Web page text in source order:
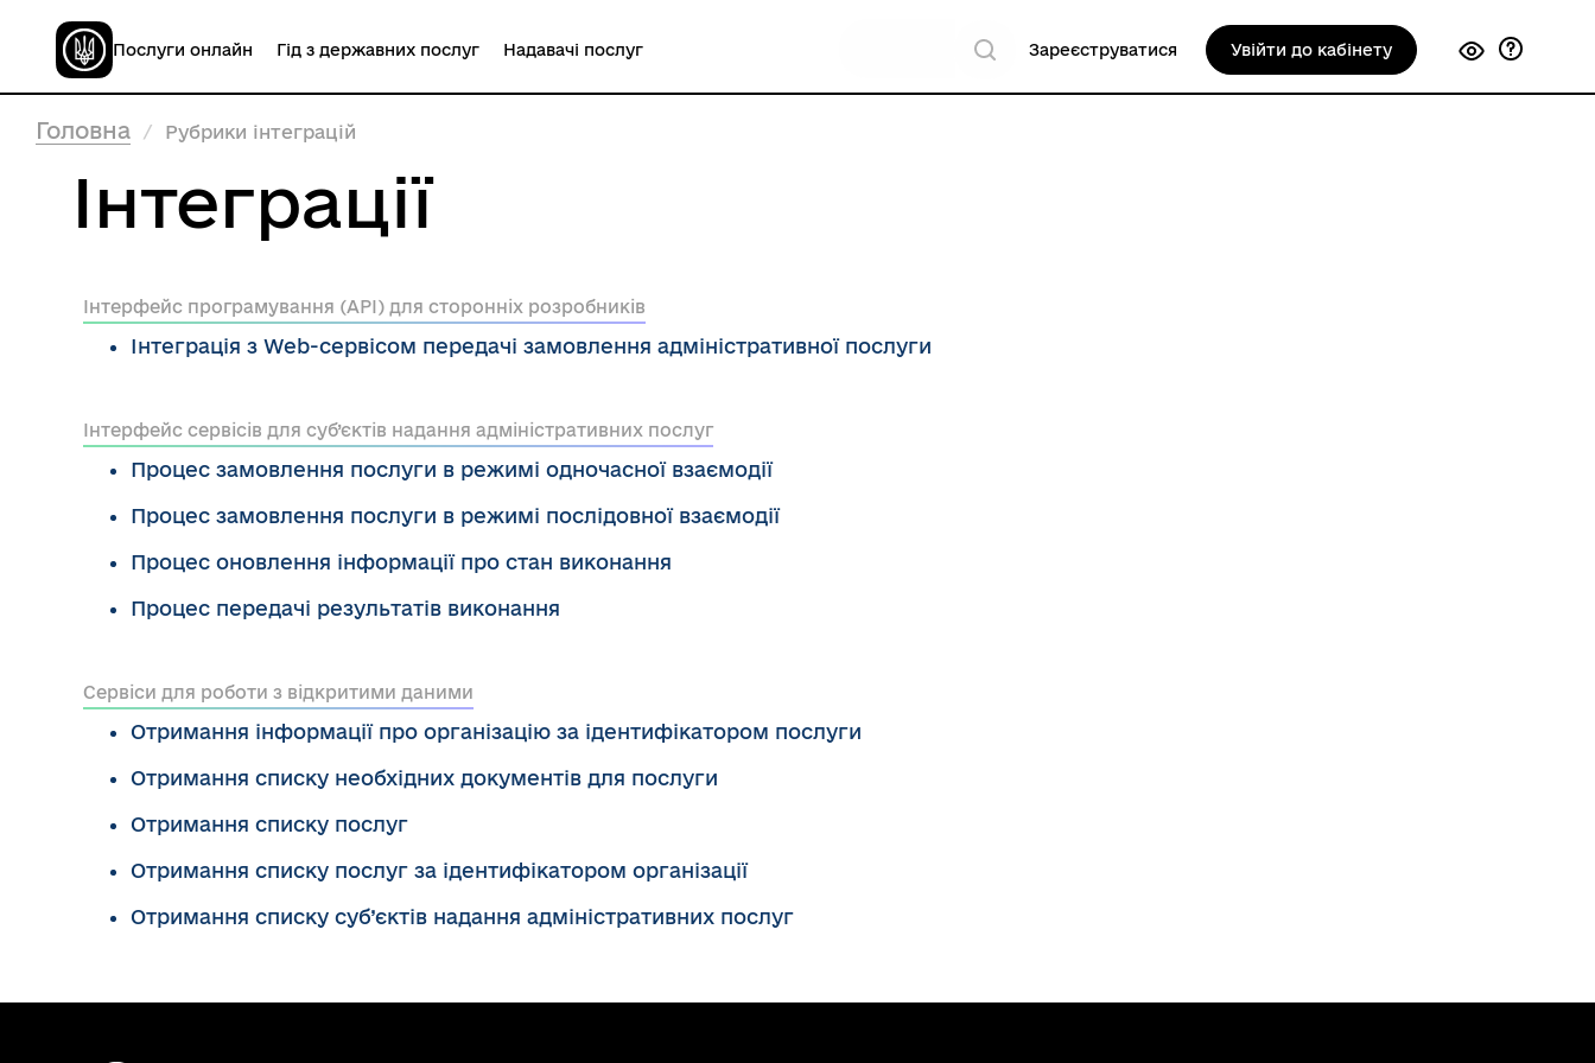
Послуги онлайн Гід з державних послуг Надавачі послуг Зареєструватися Увійти до кабінету
Головна Рубрики інтеграцій
Інтеграції
Інтерфейс програмування (API) для сторонніх розробників
Інтеграція з Web-сервісом передачі замовлення адміністративної послуги
Інтерфейс сервісів для суб’єктів надання адміністративних послуг
Процес замовлення послуги в режимі одночасної взаємодії
Процес замовлення послуги в режимі послідовної взаємодії
Процес оновлення інформації про стан виконання
Процес передачі результатів виконання
Сервіси для роботи з відкритими даними
Отримання інформації про організацію за ідентифікатором послуги
Отримання списку необхідних документів для послуги
Отримання списку послуг
Отримання списку послуг за ідентифікатором організації
Отримання списку суб’єктів надання адміністративних послуг